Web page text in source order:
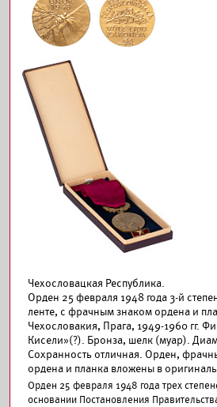
Чехословацкая Республика.
Орден 25 февраля 1948 года 3-й
ленте, с фрачным знаком ордена и
Чехословакия, Прага, 1949-1960 гг.
Кисели»(?). Бронза, шелк (муар).
Сохранность отличная. Орден,
ордена и планка вложены в
Орден 25 февраля 1948 года трех
основании Постановления